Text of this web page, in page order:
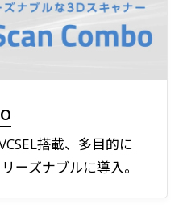
搭載、多目的に
ーズナブルに導入。